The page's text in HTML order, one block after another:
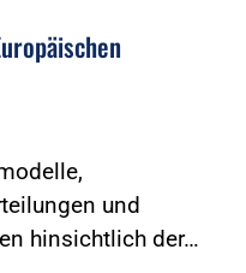
und
hinsichtlich der…